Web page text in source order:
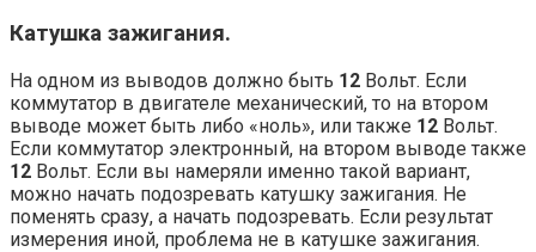
Катушка зажигания.
На одном из выводов должно быть 12 Вольт. Если
коммутатор в двигателе механический, то на втором
выводе может быть либо «ноль», или также 12 Вольт.
Если коммутатор электронный, на втором выводе также
12 Вольт. Если вы намеряли именно такой вариант,
можно начать подозревать катушку зажигания. Не
поменять сразу, а начать подозревать. Если результат
измерения иной, проблема не в катушке зажигания.